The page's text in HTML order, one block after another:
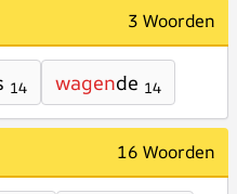
3 Woorden
14 wagende 14
16 Woorden